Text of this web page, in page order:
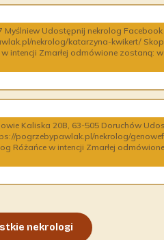
Myślniew Udostępnij nekrolog Facebook
nekrolog/katarzyna-kwikert/
intencji Zmarłej odmówione zostaną:
Kaliska 20B, 63-505 Doruchów
pogrzebypawlak.pl/nekrolog/
Różańce w intencji Zmarłej
nekrologi